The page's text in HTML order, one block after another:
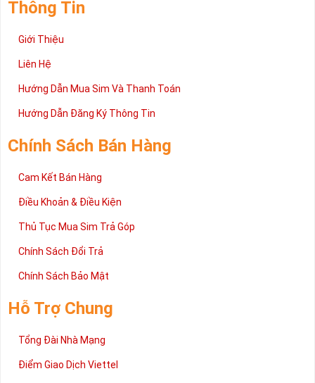
Thông Tin
Giới Thiệu
Liên Hệ
Hướng Dẫn Mua Sim Và Thanh Toán
Hướng Dẫn Đăng Ký Thông Tin
Chính Sách Bán Hàng
Cam Kết Bán Hàng
Điều Khoản & Điều Kiện
Thủ Tục Mua Sim Trả Góp
Chính Sách Đổi Trả
Chính Sách Bảo Mật
Hỗ Trợ Chung
Tổng Đài Nhà Mạng
Điểm Giao Dịch Viettel